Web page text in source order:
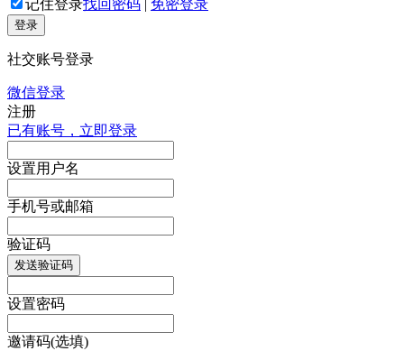
记住登录找回密码 | 免密登录
登录
社交账号登录
微信登录
注册
已有账号，立即登录
设置用户名
手机号或邮箱
验证码
发送验证码
设置密码
邀请码(选填)